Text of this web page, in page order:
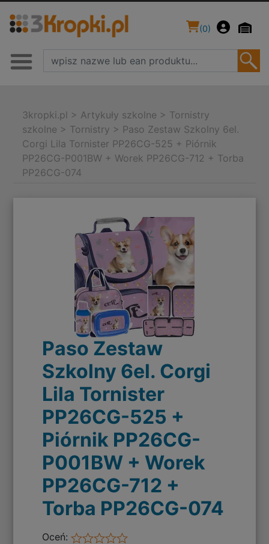
(0)
3kropki.pl > Artykuły szkolne > Tornistry
szkolne > Tornistry > Paso Zestaw Szkolny 6el.
Corgi Lila Tornister PP26CG-525 + Piórnik
PP26CG-P001BW + Worek PP26CG-712 + Torba
PP26CG-074
Paso Zestaw
Szkolny 6el. Corgi
Lila Tornister
PP26CG-525 +
Piórnik PP26CG-
P001BW + Worek
PP26CG-712 +
Torba PP26CG-074
Oceń: